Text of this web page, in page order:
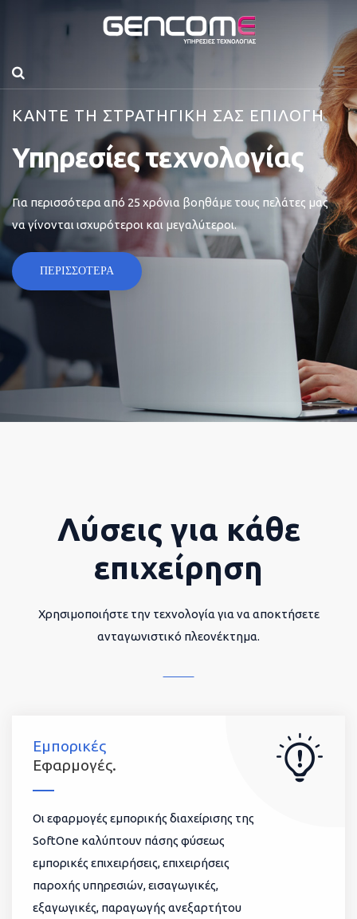
ΚΑΝΤΕ ΤΗ ΣΤΡΑΤΗΓΙΚΗ ΣΑΣ ΕΠΙΛΟΓΗ
Υπηρεσίες τεχνολογίας
Για περισσότερα από 25 χρόνια βοηθάμε τους πελάτες μας
να γίνονται ισχυρότεροι και μεγαλύτεροι.
ΠΕΡΙΣΣΟΤΕΡΑ
Λύσεις για κάθε
επιχείρηση
Χρησιμοποιήστε την τεχνολογία για να αποκτήσετε
ανταγωνιστικό πλεονέκτημα.
Εμπορικές
Εφαρμογές.
Οι εφαρμογές εμπορικής διαχείρισης της
SoftOne καλύπτουν πάσης φύσεως
εμπορικές επιχειρήσεις, επιχειρήσεις
παροχής υπηρεσιών, εισαγωγικές,
εξαγωγικές, παραγωγής ανεξαρτήτου